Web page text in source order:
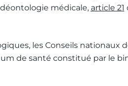
médicale, article 21
les Conseils nationaux
de santé constitué par le